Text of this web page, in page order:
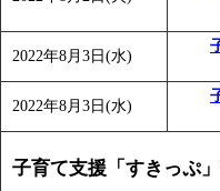
「子育て交流広場
「みなづる号乗車体
「堂島地区歴史ウ
「 みなづる号乗車
「皆鶴姫のこびる塾
2022年8月3日(水)
2022年8月3日(水)
子育て支援「すきっぷ